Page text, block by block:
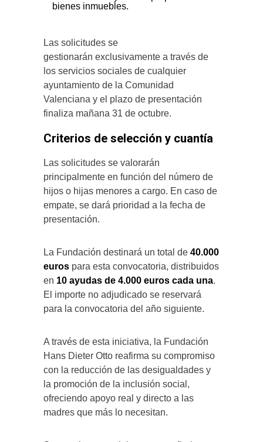
bienes inmuebles.
Las solicitudes se
gestionarán exclusivamente a través de
los servicios sociales de cualquier
ayuntamiento de la Comunidad
Valenciana y el plazo de presentación
finaliza mañana 31 de octubre.
Criterios de selección y cuantía
Las solicitudes se valorarán
principalmente en función del número de
hijos o hijas menores a cargo. En caso de
empate, se dará prioridad a la fecha de
presentación.
La Fundación destinará un total de 40.000
euros para esta convocatoria, distribuidos
en 10 ayudas de 4.000 euros cada una.
El importe no adjudicado se reservará
para la convocatoria del año siguiente.
A través de esta iniciativa, la Fundación
Hans Dieter Otto reafirma su compromiso
con la reducción de las desigualdades y
la promoción de la inclusión social,
ofreciendo apoyo real y directo a las
madres que más lo necesitan.